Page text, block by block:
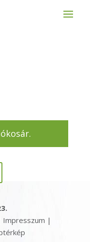
Impresszum |